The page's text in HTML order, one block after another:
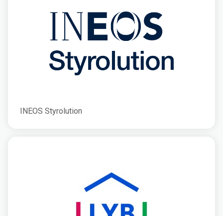
INEOS Styrolution